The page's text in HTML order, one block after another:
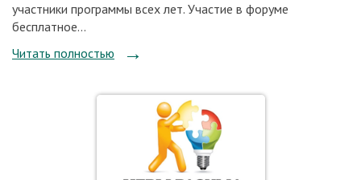
участники программы всех лет. Участие в форуме
бесплатное...
Читать полностью